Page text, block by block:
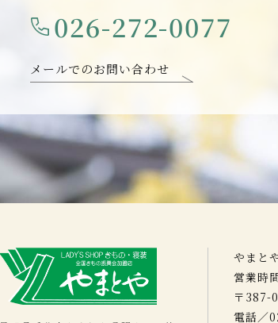
026-272-0077
メールでのお問い合わせ
やまと
営業時
〒387-
電話／